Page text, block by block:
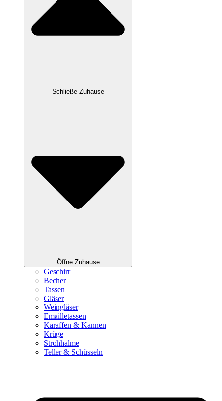
Schließe Zuhause
Öffne Zuhause
Geschirr
Becher
Tassen
Gläser
Weingläser
Emailletassen
Karaffen & Kannen
Krüge
Strohhalme
Teller & Schüsseln